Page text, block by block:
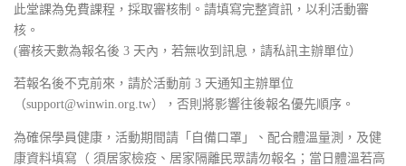
此堂課為免費課程，採取審核制。請填寫完整資訊，以利活動審
核。
(審核天數為報名後 3 天內，若無收到訊息，請私訊主辦單位）
若報名後不克前來，請於活動前 3 天通知主辦單位
（support@winwin.org.tw），否則將影響往後報名優先順序。
為確保學員健康，活動期間請「自備口罩」、配合體溫量測，及健
康資料填寫（ 須居家檢疫、居家隔離民眾請勿報名；當日體溫若高